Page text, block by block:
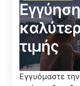
τιμής
Εγγυόμαστε